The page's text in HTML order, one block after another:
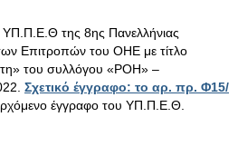
της 8ης Πανελλήνιας
Επιτροπών του ΟΗΕ με τίτλο
του συλλόγου «ΡΟΗ» –
Σχετικό έγγραφο: το αρ. πρ. Φ15/
έγγραφο του ΥΠ.Π.Ε.Θ.